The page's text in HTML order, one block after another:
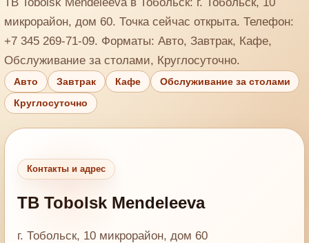
TB Tobolsk Mendeleeva в Тобольск: г. Тобольск, 10
микрорайон, дом 60. Точка сейчас открыта. Телефон:
+7 345 269-71-09. Форматы: Авто, Завтрак, Кафе,
Обслуживание за столами, Круглосуточно.
Авто Завтрак Кафе Обслуживание за столами
Круглосуточно
Контакты и адрес
TB Tobolsk Mendeleeva
г. Тобольск, 10 микрорайон, дом 60